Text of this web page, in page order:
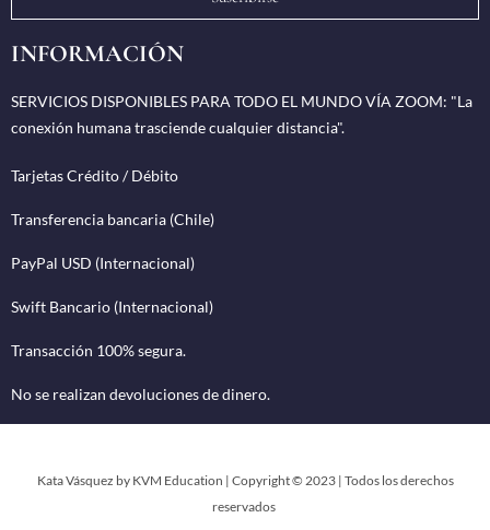
INFORMACIÓN
SERVICIOS DISPONIBLES PARA TODO EL MUNDO VÍA ZOOM: "La
conexión humana trasciende cualquier distancia".
Tarjetas Crédito / Débito
Transferencia bancaria (Chile)
PayPal USD (Internacional)
Swift Bancario (Internacional)
Transacción 100% segura.
No se realizan devoluciones de dinero.
Kata Vásquez by KVM Education | Copyright © 2023 | Todos los derechos
reservados